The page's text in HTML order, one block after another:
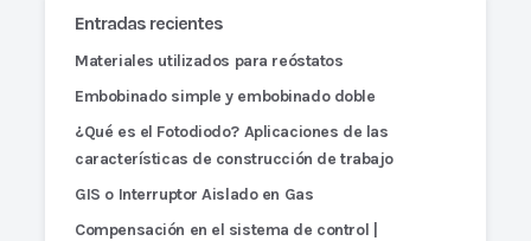
Entradas recientes
Materiales utilizados para reóstatos
Embobinado simple y embobinado doble
¿Qué es el Fotodiodo? Aplicaciones de las
características de construcción de trabajo
GIS o Interruptor Aislado en Gas
Compensación en el sistema de control |